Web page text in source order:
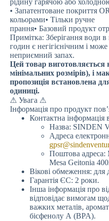
рідину гарячою або
• Запатентоване покриття
кольорами• Тільки ручне
прання• Базовий продукт
Примітка: Зберігання води
годин є негігієнічним і
неприємний запах.
Цей товар виготовляється
мінімальних розмірів), і
пропозиція встановлена
одиниці.
⚠ Увага ⚠
Інформація про продукт
Контактна інформація
Назва: SINDEN
Адреса
Поштова адреса:
Mesa Geitonia
Вікові обмеження: для
Гарантія ЄС: 2 роки.
Інша інформація про
відповідає вимогам
важких металів,
бісфенолу А (BPA).